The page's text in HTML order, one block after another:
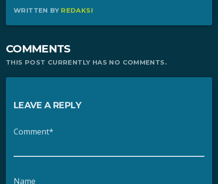
WRITTEN BY REDAKSI
COMMENTS
THIS POST CURRENTLY HAS NO COMMENTS.
LEAVE A REPLY
Comment*
Name